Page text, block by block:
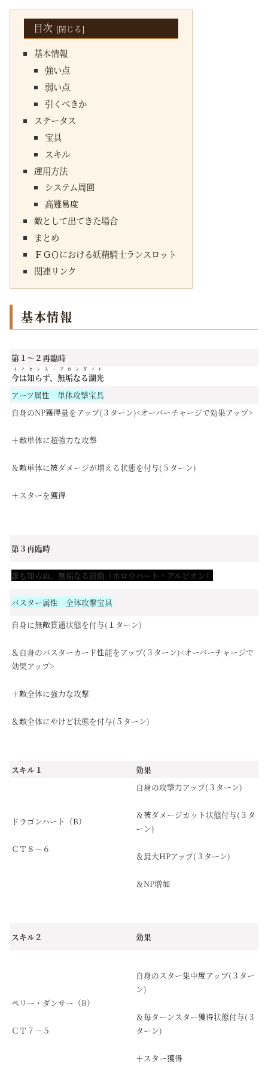
目次
基本情報
強い点
弱い点
引くべきか
ステータス
宝具
スキル
運用方法
システム周回
高難易度
敵として出てきた場合
まとめ
ＦＧＯにおける妖精騎士ランスロット
関連リンク
基本情報
第１～２再臨時
今は知らず、無垢なる湖光
イノセンス・アロンダイト
アーツ属性 単体攻撃宝具
自身のNP獲得量をアップ(３ターン)<オーバーチャージで効果アップ>
＋敵単体に超強力な攻撃
＆敵単体に被ダメージが増える状態を付与(５ターン)
＋スターを獲得
第３再臨時
誰も知らぬ、無垢なる鼓動（ホロウハート・アルビオン）
バスター属性 全体攻撃宝具
自身に無敵貫通状態を付与(１ターン)
＆自身のバスターカード性能をアップ(３ターン)<オーバーチャージで
効果アップ>
＋敵全体に強力な攻撃
＆敵全体にやけど状態を付与(５ターン)
スキル１ 効果
ドラゴンハート（B）
ＣＴ８－６
自身の攻撃力アップ(３ターン)
＆被ダメージカット状態付与(３タ
ーン)
＆最大HPアップ(３ターン)
＆NP増加
スキル２ 効果
ペリー・ダンサー（B）
ＣＴ７－５
自身のスター集中度アップ(３ター
ン)
＆毎ターンスター獲得状態付与(３
ターン)
＋スター獲得